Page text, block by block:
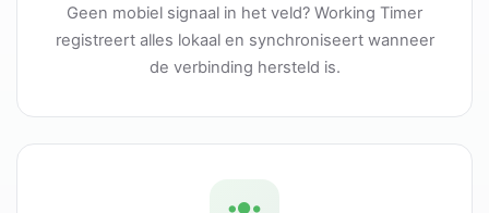
Geen mobiel signaal in het veld? Working Timer
registreert alles lokaal en synchroniseert wanneer
de verbinding hersteld is.